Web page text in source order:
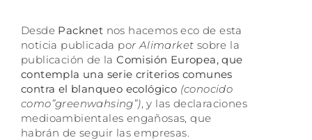
Desde Packnet nos hacemos eco de esta
noticia publicada por Alimarket sobre la
publicación de laComisión Europea, que
contempla una serie criterios comunes
contra el blanqueo ecológico (conocido
como”greenwahsing”) , y las declaraciones
medioambientales engañosas, que
habrán de seguir las empresas.